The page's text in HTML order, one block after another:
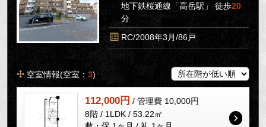
地下鉄桜通線「高岳駅」 徒歩20
分
RC/2008年3月/86戸
空室情報(空室：3)
112,000円 / 管理費 10,000円
8階 / 1LDK / 53.22㎡